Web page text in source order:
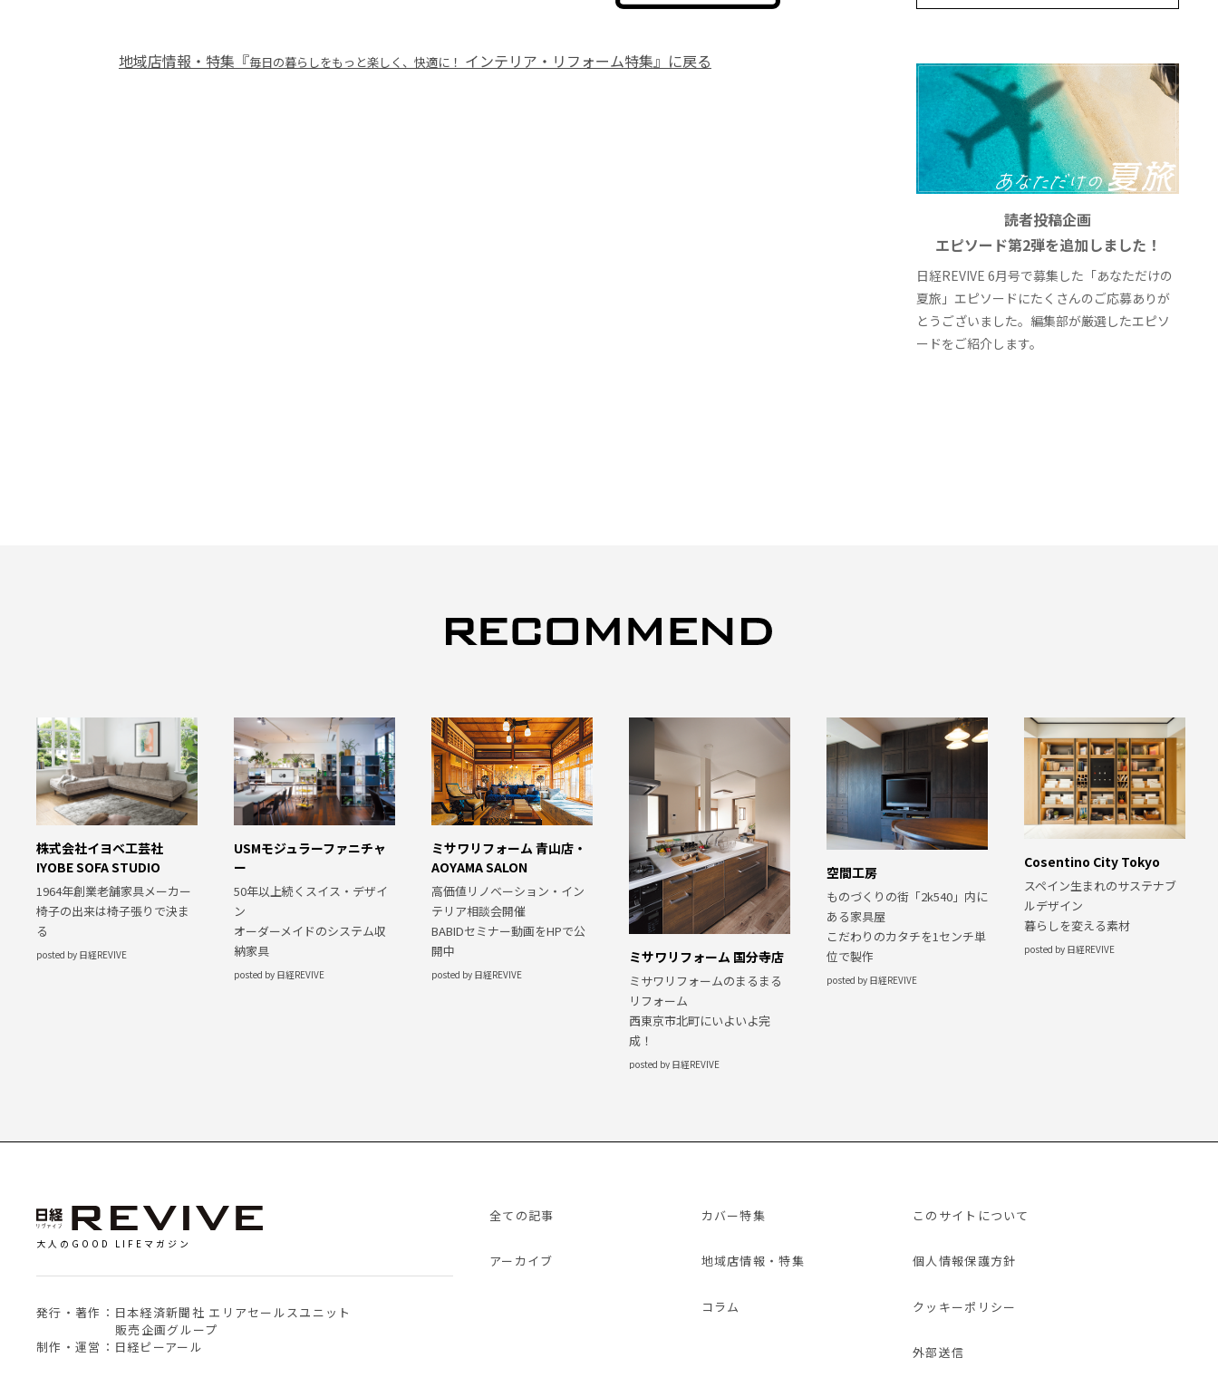
地域店情報・特集『毎日の暮らしをもっと楽しく、快適に！ インテリア・リフォーム特集』に戻る
読者投稿企画
エピソード第2弾を追加しました！
日経REVIVE 6月号で募集した「あなただけの
夏旅」エピソードにたくさんのご応募ありが
とうございました。編集部が厳選したエピソ
ードをご紹介します。
株式会社イヨベ工芸社
IYOBE SOFA STUDIO
1964年創業老舗家具メーカー
椅子の出来は椅子張りで決ま
る
posted by 日経REVIVE
USMモジュラーファニチャ
ー
50年以上続くスイス・デザイ
ン
オーダーメイドのシステム収
納家具
posted by 日経REVIVE
ミサワリフォーム 青山店・
AOYAMA SALON
高価値リノベーション・イン
テリア相談会開催
BABIDセミナー動画をHPで公
開中
posted by 日経REVIVE
ミサワリフォーム 国分寺店
ミサワリフォームのまるまる
リフォーム
西東京市北町にいよいよ完
成！
posted by 日経REVIVE
空間工房
ものづくりの街「2k540」内に
ある家具屋
こだわりのカタチを1センチ単
位で製作
posted by 日経REVIVE
Cosentino City Tokyo
スペイン生まれのサステナブ
ルデザイン
暮らしを変える素材
posted by 日経REVIVE
大人のGOOD LIFEマガジン
発行・著作：日本経済新聞社 エリアセールスユニット
販売企画グループ
制作・運営：日経ピーアール
全ての記事
アーカイブ
カバー特集
地域店情報・特集
コラム
このサイトについて
個人情報保護方針
クッキーポリシー
外部送信